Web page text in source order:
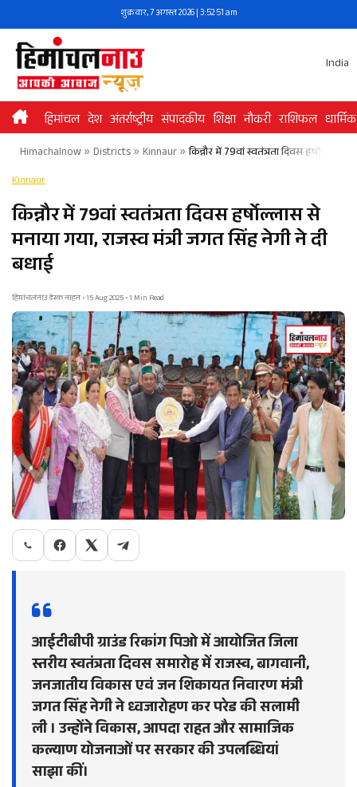
to
content
शुक्रवार, 7 अगस्त 2026 | 3:52:51 am
India
हिमांचल देश अंतर्राष्ट्रीय संपादकीय शिक्षा नौकरी राशिफल धार्मिक
Himachalnow» Districts» Kinnaur» किन्नौर में 79वां स्वतंत्रता दिवस हर्षोल्लास
Kinnaur
किन्नौर में 79वां स्वतंत्रता दिवस हर्षोल्लास से
मनाया गया, राजस्व मंत्री जगत सिंह नेगी ने दी
बधाई
हिमांचलनाउ डेस्क नाहन • 15 Aug 2025 • 1 Min Read
आईटीबीपी ग्राउंड रिकांग पिओ में आयोजित जिला
स्तरीय स्वतंत्रता दिवस समारोह में राजस्व, बागवानी,
जनजातीय विकास एवं जन शिकायत निवारण मंत्री
जगत सिंह नेगी ने ध्वजारोहण कर परेड की सलामी
ली । उन्होंने विकास, आपदा राहत और सामाजिक
कल्याण योजनाओं पर सरकार की उपलब्धियां
साझा कीं।